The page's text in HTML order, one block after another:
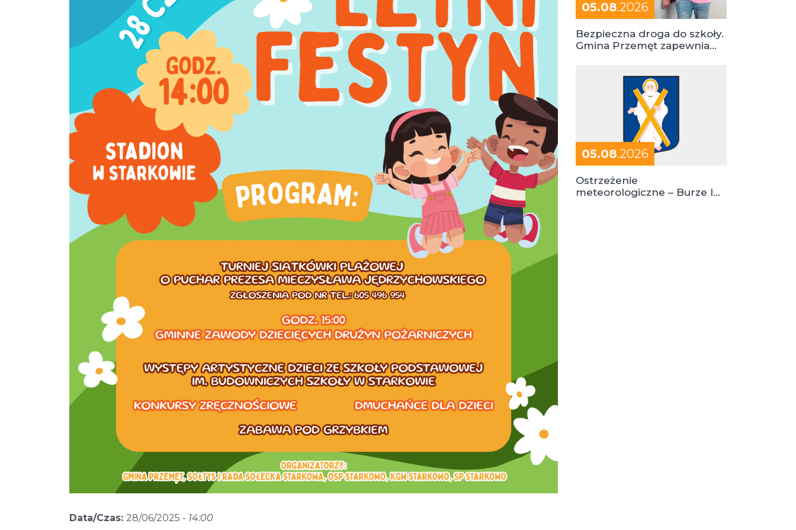
Data/Czas: 28/06/2025 - 14:00
05.08.2026
Bezpieczna droga do szkoły.
Gmina Przemęt zapewnia
05.08.2026
Ostrzeżenie
meteorologiczne – Burze I